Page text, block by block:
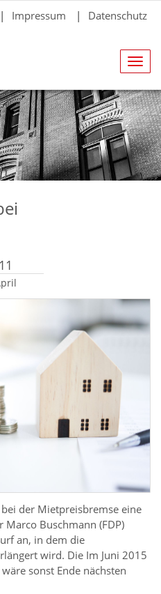
| Impressum | Datenschutz
11
der Mietpreisbremse eine
Marco Buschmann (FDP)
an, in dem die
wird. Die Im Juni 2015
sonst Ende nächsten